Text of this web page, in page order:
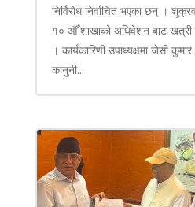
निर्विरोध निर्वाचित भएका छन् ।
१० औँ शाखाको अधिवेशन बाट खत्री
। कार्यकारिणी उपाध्यक्षमा जेसी
कानुनी...